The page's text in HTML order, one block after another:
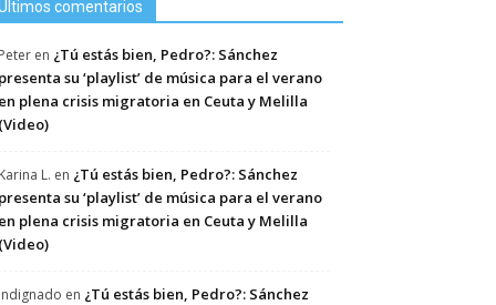
comentarios
en ¿Tú estás bien, Pedro?: Sánchez
su ‘playlist’ de música para el verano
plena crisis migratoria en Ceuta y Melilla
L. en ¿Tú estás bien, Pedro?: Sánchez
su ‘playlist’ de música para el verano
plena crisis migratoria en Ceuta y Melilla
en ¿Tú estás bien, Pedro?: Sánchez